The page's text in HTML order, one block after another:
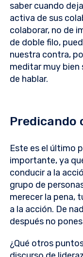
saber cuando
activa de sus
colaborar, no de
de doble filo,
nuestra contra,
meditar muy bien
de hablar.
Predicando
Este es el último
importante, ya
conducir a la
grupo de
merecer la pena,
a la acción. De
después no
¿Qué otros